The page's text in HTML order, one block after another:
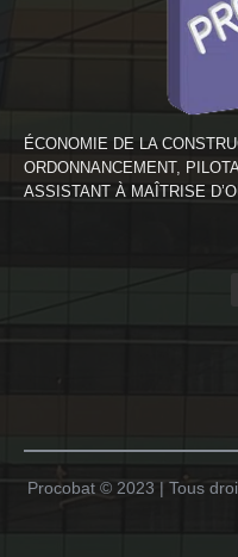
ÉCONOMIE DE LA
ORDONNANCEMENT,
ASSISTANT À MAÎTRISE
Procobat © 2023 | Tous